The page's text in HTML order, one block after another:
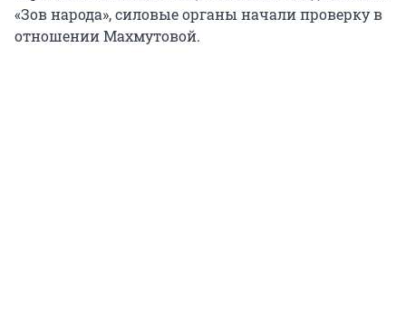
«Зов народа», силовые органы начали проверку в
отношении Махмутовой.